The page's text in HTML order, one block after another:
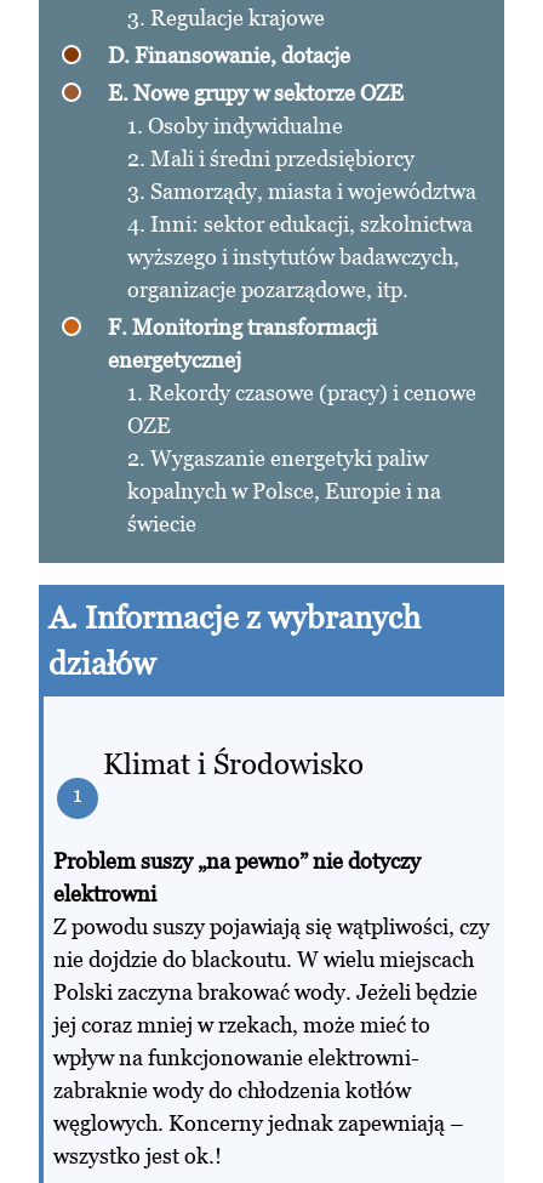
3. Regulacje krajowe
D. Finansowanie, dotacje
E. Nowe grupy w sektorze OZE
1. Osoby indywidualne
2. Mali i średni przedsiębiorcy
3. Samorządy, miasta i województwa
4. Inni: sektor edukacji, szkolnictwa
wyższego i instytutów badawczych,
organizacje pozarządowe, itp.
F. Monitoring transformacji
energetycznej
1. Rekordy czasowe (pracy) i cenowe
OZE
2. Wygaszanie energetyki paliw
kopalnych w Polsce, Europie i na
świecie
A. Informacje z wybranych
działów
1
Klimat i Środowisko
Problem suszy „na pewno” nie dotyczy
elektrowni
Z powodu suszy pojawiają się wątpliwości, czy
nie dojdzie do blackoutu. W wielu miejscach
Polski zaczyna brakować wody. Jeżeli będzie
jej coraz mniej w rzekach, może mieć to
wpływ na funkcjonowanie elektrowni-
zabraknie wody do chłodzenia kotłów
węglowych. Koncerny jednak zapewniają –
wszystko jest ok.!